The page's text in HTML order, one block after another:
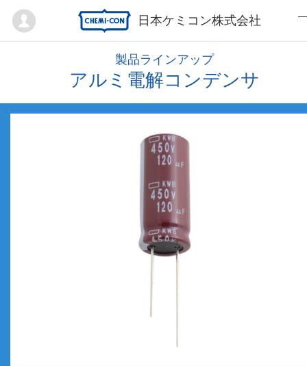
日本ケミコン株式会社
Mypage
製品ラインアップ
アルミ電解コンデンサ